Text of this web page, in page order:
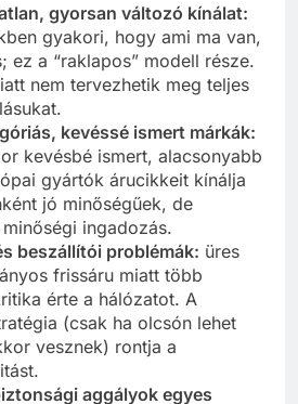
gyorsan változó kínálat:
gyakori, hogy ami ma van,
ez a “raklapos” modell része.
nem tervezhetik meg teljes
kevéssé ismert márkák:
kevésbé ismert, alacsonyabb
gyártók árucikkeit kínálja
jó minőségűek, de
ingadozás.
beszállítói problémák: üres
frissáru miatt több
érte a hálózatot. A
(csak ha olcsón lehet
vesznek) rontja a
aggályok egyes